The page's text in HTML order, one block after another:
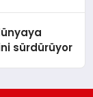
sürdürüyor